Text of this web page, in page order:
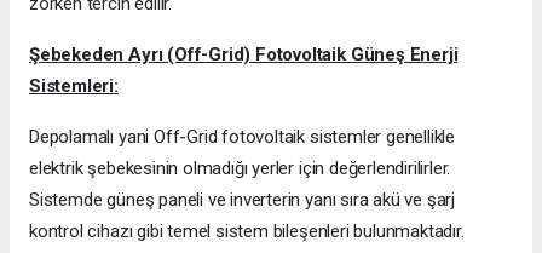
Şebekeden Ayrı (Off-Grid) Fotovoltaik Güneş Enerji
Sistemleri:
Depolamalı yani Off-Grid fotovoltaik sistemler genellikle
elektrik şebekesinin olmadığı yerler için değerlendirilirler.
Sistemde güneş paneli ve inverterin yanı sıra akü ve şarj
kontrol cihazı gibi temel sistem bileşenleri bulunmaktadır.